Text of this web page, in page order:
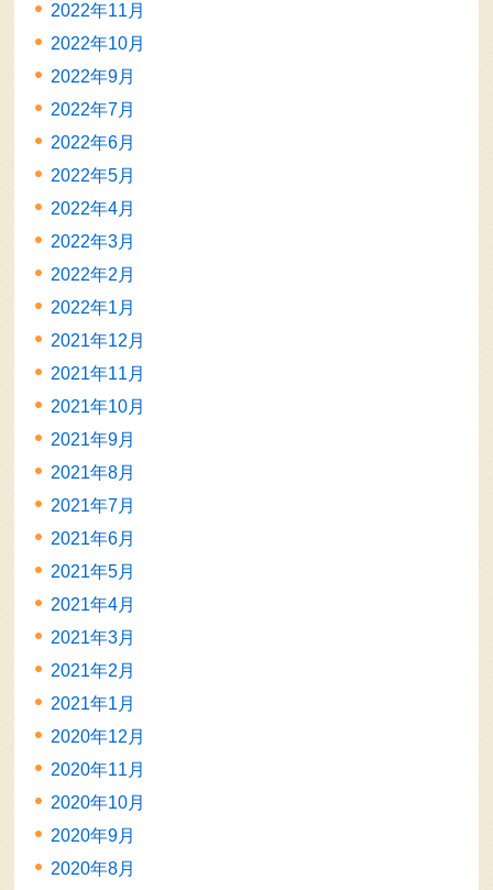
2022年11月
2022年10月
2022年9月
2022年7月
2022年6月
2022年5月
2022年4月
2022年3月
2022年2月
2022年1月
2021年12月
2021年11月
2021年10月
2021年9月
2021年8月
2021年7月
2021年6月
2021年5月
2021年4月
2021年3月
2021年2月
2021年1月
2020年12月
2020年11月
2020年10月
2020年9月
2020年8月